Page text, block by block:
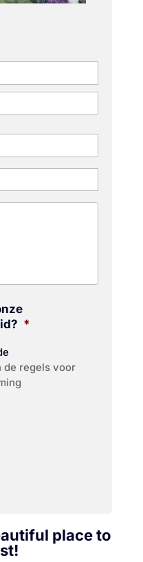
*
de regels voor
place to